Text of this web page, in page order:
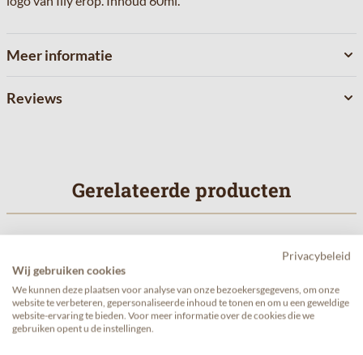
Meer informatie
Reviews
Gerelateerde producten
Privacybeleid
Wij gebruiken cookies
We kunnen deze plaatsen voor analyse van onze bezoekersgegevens, om onze
website te verbeteren, gepersonaliseerde inhoud te tonen en om u een geweldige
website-ervaring te bieden. Voor meer informatie over de cookies die we
gebruiken opent u de instellingen.